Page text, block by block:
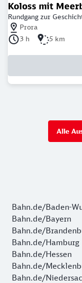
Koloss mit
Rundgang zur
Nächstgelegener
Prora
Dauer der Tour: 3
3 h Länge der
5 km
Alle
Bahn.de/Baden-
Bahn.de/Bayern
Bahn.de/
Bahn.de/Hamburg
Bahn.de/Hessen
Bahn.de/
Bahn.de/